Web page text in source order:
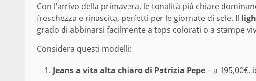
Con l’arrivo della primavera, le tonalità più chiare
freschezza e rinascita, perfetti per le giornate di sole. Il
grado di abbinarsi facilmente a tops colorati o a stampe
Considera questi modelli:
Jeans a vita alta chiaro di Patrizia Pepe– a 195,00€,